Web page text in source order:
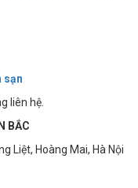
sạn
liên hệ.
BẮC
Hoàng Mai, Hà Nội